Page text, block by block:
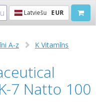
Latviešu EUR
A-z K Vitamīns
7 Natto 100